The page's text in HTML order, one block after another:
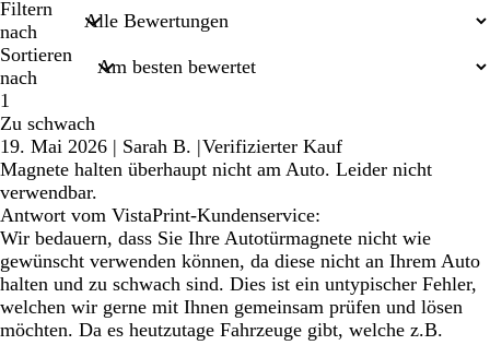
Sucheingaben
Filtern
nach
Sortieren
nach
1
Zu schwach
19. Mai 2026 | Sarah B. |Verifizierter Kauf
Magnete halten überhaupt nicht am Auto. Leider nicht
verwendbar.
Antwort vom VistaPrint-Kundenservice:
Wir bedauern, dass Sie Ihre Autotürmagnete nicht wie
gewünscht verwenden können, da diese nicht an Ihrem Auto
halten und zu schwach sind. Dies ist ein untypischer Fehler,
welchen wir gerne mit Ihnen gemeinsam prüfen und lösen
möchten. Da es heutzutage Fahrzeuge gibt, welche z.B.